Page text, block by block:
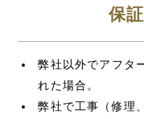
保
弊社以外でアフタ
れた場合。
弊社で工事（修理